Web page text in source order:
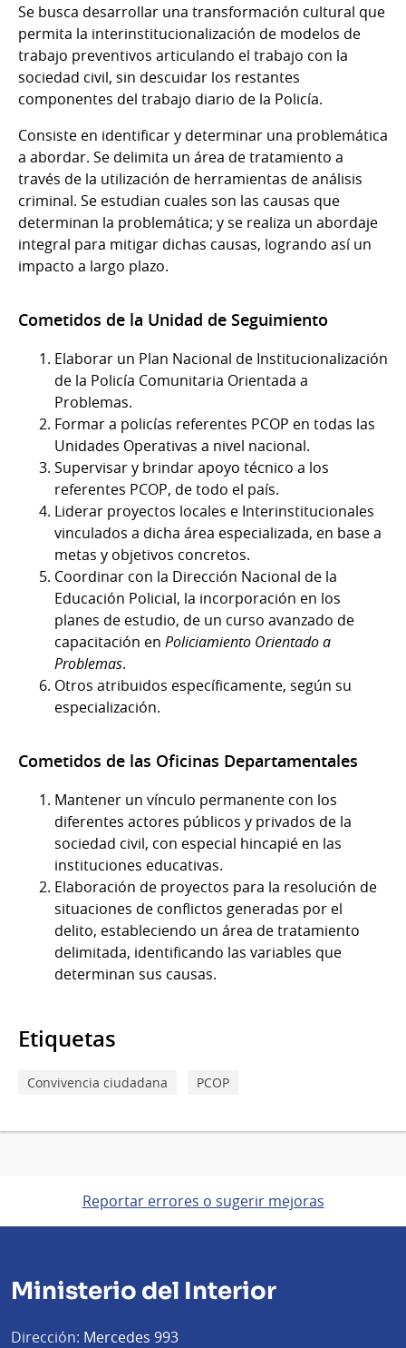
Se busca desarrollar una transformación cultural que
permita la interinstitucionalización de modelos de
trabajo preventivos articulando el trabajo con la
sociedad civil, sin descuidar los restantes
componentes del trabajo diario de la Policía.
Consiste en identificar y determinar una problemática
a abordar. Se delimita un área de tratamiento a
través de la utilización de herramientas de análisis
criminal. Se estudian cuales son las causas que
determinan la problemática; y se realiza un abordaje
integral para mitigar dichas causas, logrando así un
impacto a largo plazo.
Cometidos de la Unidad de Seguimiento
Elaborar un Plan Nacional de Institucionalización
de la Policía Comunitaria Orientada a
Problemas.
Formar a policías referentes PCOP en todas las
Unidades Operativas a nivel nacional.
Supervisar y brindar apoyo técnico a los
referentes PCOP, de todo el país.
Liderar proyectos locales e Interinstitucionales
vinculados a dicha área especializada, en base a
metas y objetivos concretos.
Coordinar con la Dirección Nacional de la
Educación Policial, la incorporación en los
planes de estudio, de un curso avanzado de
capacitación en Policiamiento Orientado a
Problemas.
Otros atribuidos específicamente, según su
especialización.
Cometidos de las Oficinas Departamentales
Mantener un vínculo permanente con los
diferentes actores públicos y privados de la
sociedad civil, con especial hincapié en las
instituciones educativas.
Elaboración de proyectos para la resolución de
situaciones de conflictos generadas por el
delito, estableciendo un área de tratamiento
delimitada, identificando las variables que
determinan sus causas.
Etiquetas
Convivencia ciudadana PCOP
Reportar errores o sugerir mejoras
Ministerio del Interior
Dirección: Mercedes 993